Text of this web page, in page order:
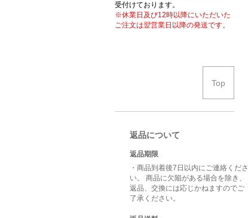
受付けております。
※休業日及び12時以降にいただいた
ご注文は翌営業日以降の発送です。
Top
返品について
返品期限
・商品到着後7日以内にご連絡くださ
い。 商品に欠陥がある場合を除き、
返品、交換には応じかねますのでご
了承ください。